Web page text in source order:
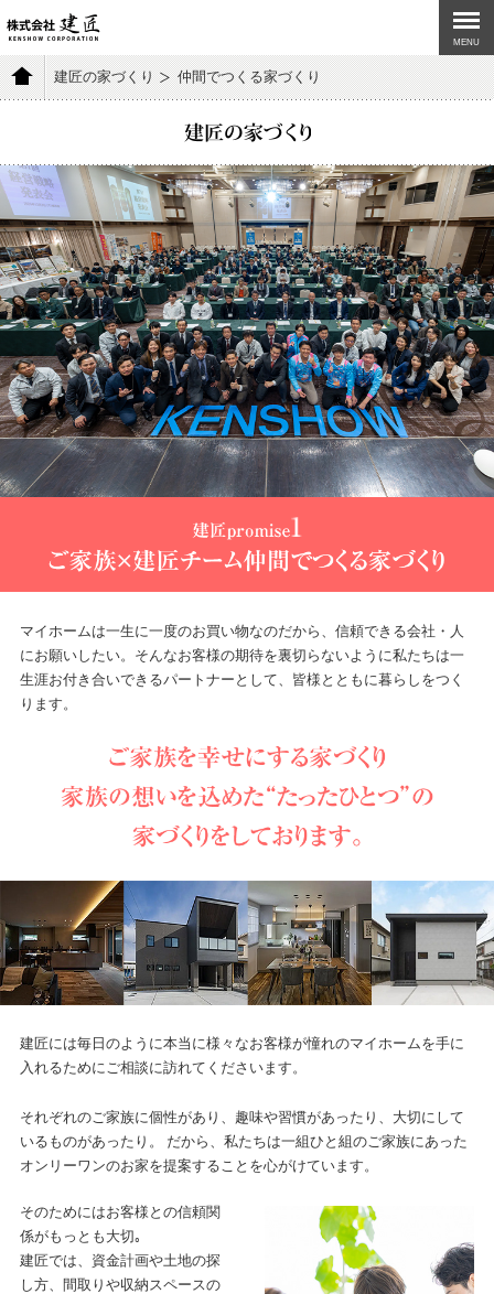
MENU
建匠の家づくり 仲間でつくる家づくり
マイホームは一生に一度のお買い物なのだから、信頼できる会社・人
にお願いしたい。そんなお客様の期待を裏切らないように私たちは一
生涯お付き合いできるパートナーとして、皆様とともに暮らしをつく
ります。
建匠には毎日のように本当に様々なお客様が憧れのマイホームを手に
入れるためにご相談に訪れてくださいます。
それぞれのご家族に個性があり、趣味や習慣があったり、大切にして
いるものがあったり。
だから、私たちは一組ひと組のご家族にあった
オンリーワンのお家を提案することを心がけています。
そのためにはお客様との信頼関
係がもっとも大切｡
建匠では、資金計画や土地の探
し方、間取りや収納スペースの